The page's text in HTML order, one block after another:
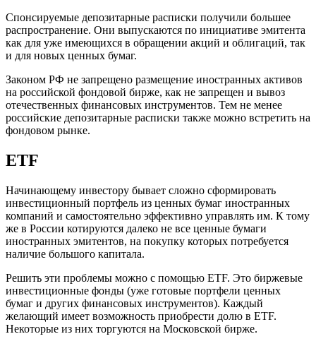
Спонсируемые депозитарные расписки получили большее
распространение. Они выпускаются по инициативе эмитента
как для уже имеющихся в обращении акций и облигаций, так
и для новых ценных бумаг.
Законом РФ не запрещено размещение иностранных активов
на российской фондовой бирже, как не запрещен и вывоз
отечественных финансовых инструментов. Тем не менее
российские депозитарные расписки также можно встретить на
фондовом рынке.
ETF
Начинающему инвестору бывает сложно сформировать
инвестиционный портфель из ценных бумаг иностранных
компаний и самостоятельно эффективно управлять им. К тому
же в России котируются далеко не все ценные бумаги
иностранных эмитентов, на покупку которых потребуется
наличие большого капитала.
Решить эти проблемы можно с помощью ETF. Это биржевые
инвестиционные фонды (уже готовые портфели ценных
бумаг и других финансовых инструментов). Каждый
желающий имеет возможность приобрести долю в ETF.
Некоторые из них торгуются на Московской бирже.